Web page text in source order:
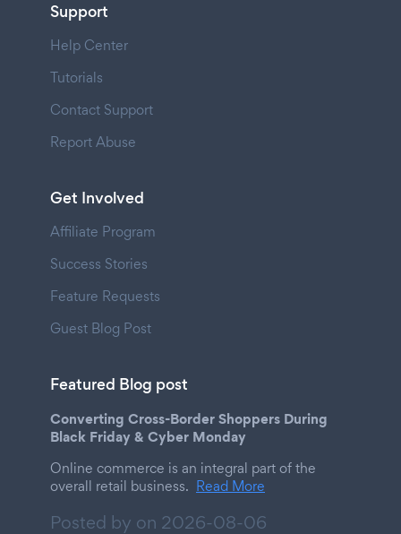
Support
Help Center
Tutorials
Contact Support
Report Abuse
Get Involved
Affiliate Program
Success Stories
Feature Requests
Guest Blog Post
Featured Blog post
Converting Cross-Border Shoppers During
Black Friday & Cyber Monday
Online commerce is an integral part of the
overall retail business. Read More
Posted by on 2026-08-06